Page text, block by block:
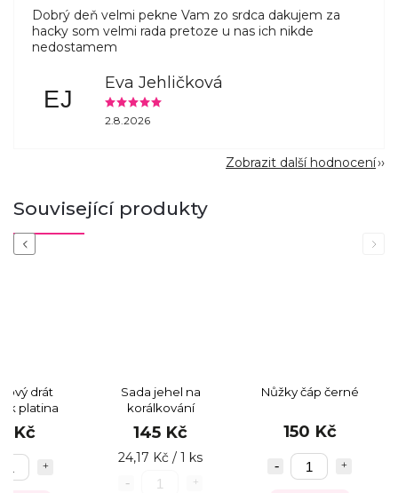
Dobrý deň velmi pekne Vam zo srdca dakujem za
hacky som velmi rada pretoze u nas ich nikde
nedostamem
EJ
Eva Jehličková
2.8.2026
Zobrazit další hodnocení
Související produkty
Previous
drát
platina
Kč
Sada jehel na
korálkování
145 Kč
24,17 Kč / 1 ks
Nůžky čáp černé
150 Kč
Next